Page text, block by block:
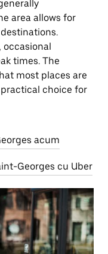
area allows for
occasional
times. The
most places are
choice for
acum
Georges cu Uber